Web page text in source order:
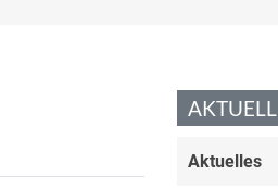
AKTUELL
Aktuelles